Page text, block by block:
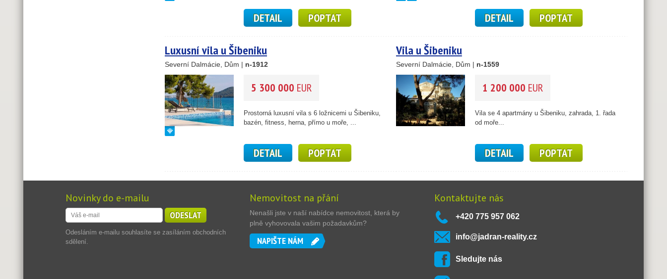
DETAIL POPTAT DETAIL POPTAT
Luxusní vila u Šibeniku
Severní Dalmácie, Dům | n-1912
5 300 000 EUR
Prostorná luxusní vila s 6 ložnicemi u Šibeniku,
bazén, fitness, herna, přímo u moře, ...
DETAIL POPTAT
Vila u Šibeniku
Severní Dalmácie, Dům | n-1559
1 200 000 EUR
Vila se 4 apartmány u Šibeniku, zahrada, 1. řada
od moře...
DETAIL POPTAT
Novinky do e-mailu
ODESLAT
Odesláním e-mailu souhlasíte se zasíláním obchodních
sdělení.
Nemovitost na přání
Nenašli jste v naší nabídce nemovitost, která by
plně vyhovovala vašim požadavkům?
NAPIŠTE NÁM
Kontaktujte nás
+420 775 957 062
info@jadran-reality.cz
Sledujte nás